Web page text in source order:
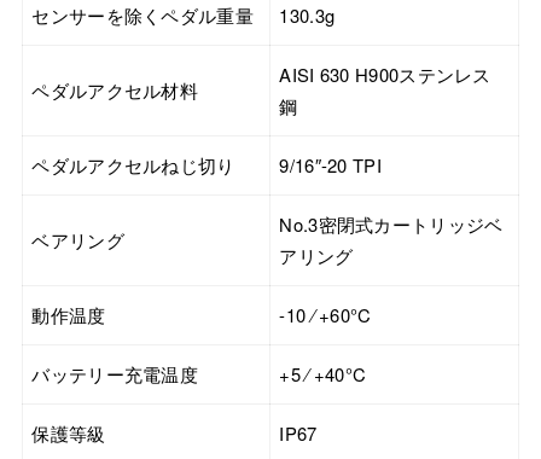
センサーを除くペダル重量 130.3g
ペダルアクセル材料
AISI 630 H900ステンレス
鋼
ペダルアクセルねじ切り 9/16″-20 TPI
ベアリング
No.3密閉式カートリッジベ
アリング
動作温度 -10 ⁄ +60°C
バッテリー充電温度 +5 ⁄ +40°C
保護等級 IP67